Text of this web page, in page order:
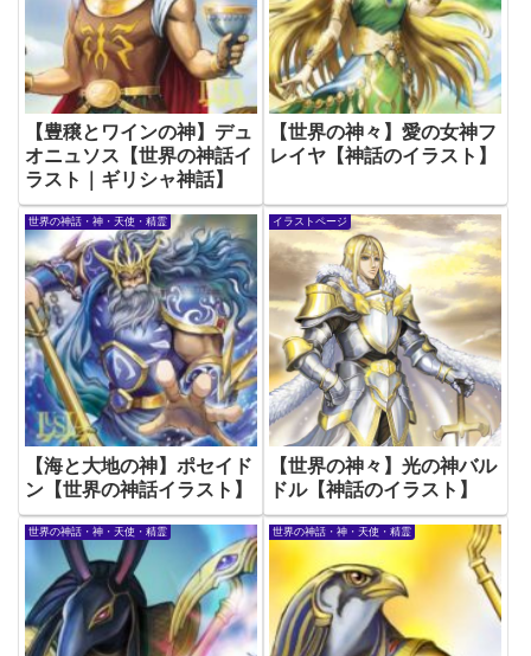
【豊穣とワインの神】デュ
オニュソス【世界の神話イ
ラスト｜ギリシャ神話】
【世界の神々】愛の女神フ
レイヤ【神話のイラスト】
世界の神話・神・天使・精霊
【海と大地の神】ポセイド
ン【世界の神話イラスト】
イラストページ
【世界の神々】光の神バル
ドル【神話のイラスト】
世界の神話・神・天使・精霊 世界の神話・神・天使・精霊